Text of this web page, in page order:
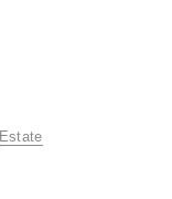
Estate